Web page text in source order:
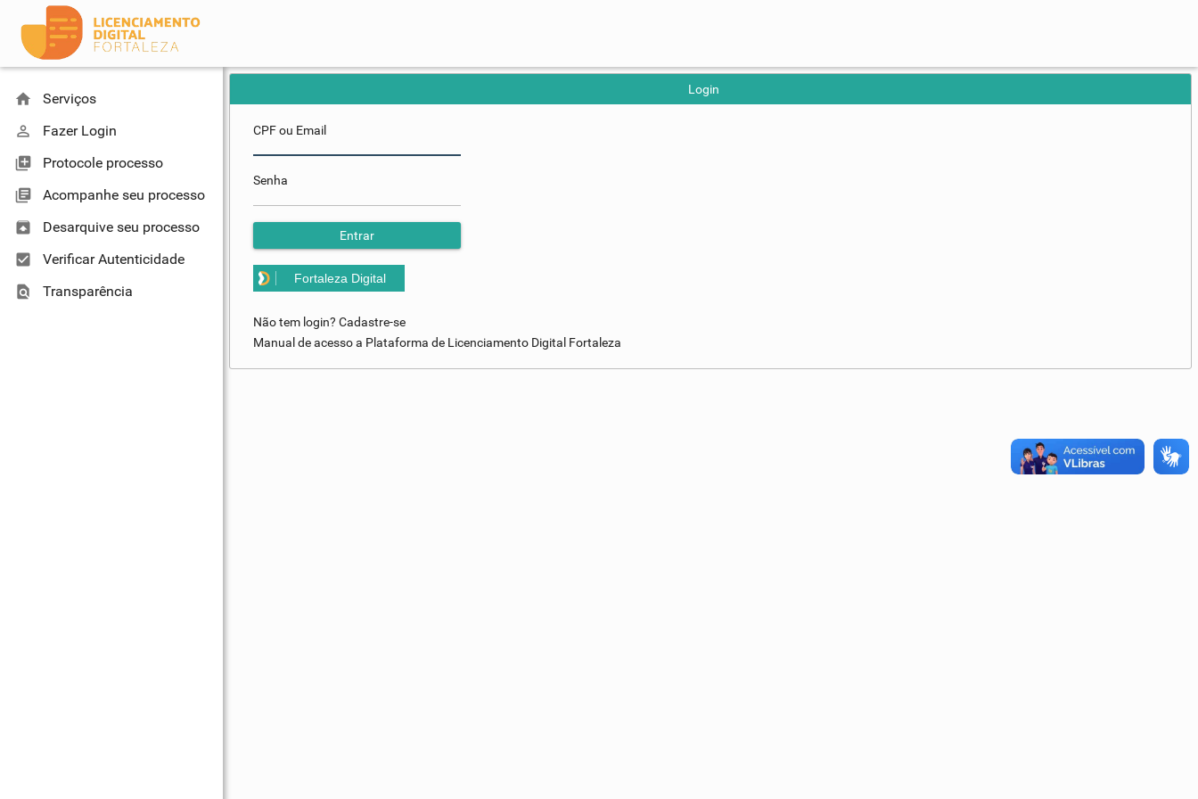
home Serviços
perm_identity Fazer Login
library_add Protocole processo
library_books Acompanhe seu processo
unarchive Desarquive seu processo
check_box Verificar Autenticidade
find_in_page Transparência
Login
CPF ou Email
Senha
Entrar
Fortaleza Digital
Não tem login? Cadastre-se
Manual de acesso a Plataforma de Licenciamento Digital Fortaleza